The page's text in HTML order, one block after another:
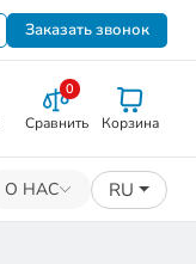
Заказать звонок
0
Сравнить Корзина
О НАС RU